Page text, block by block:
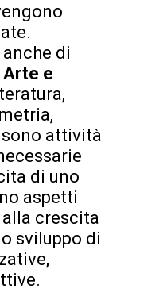
di
Arte e
attività
di uno
aspetti
crescita
sviluppo di